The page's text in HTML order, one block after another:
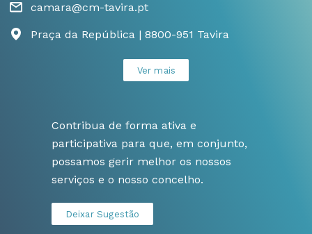
camara@cm-tavira.pt
Praça da República | 8800-951 Tavira
Ver mais
Contribua de forma ativa e
participativa para que, em conjunto,
possamos gerir melhor os nossos
serviços e o nosso concelho.
Deixar Sugestão